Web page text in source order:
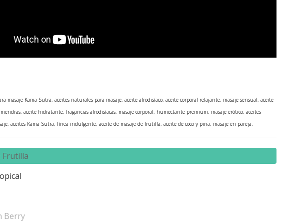
masaje Kama Sutra, aceites naturales para masaje, aceite afrodisíaco, aceite corporal relajante, masaje sensual, aceite
aceite hidratante, fragancias afrodisíacas, masaje corporal, humectante premium, masaje erótico, aceites
aceites Kama Sutra, línea indulgente, aceite de masaje de frutilla, aceite de coco y piña, masaje en pareja.
Frutilla
Berry